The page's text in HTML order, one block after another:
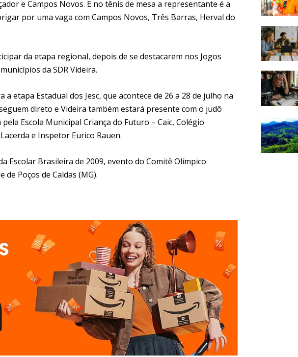
e Campos Novos. E no tênis de mesa a representante é a
por uma vaga com Campos Novos, Três Barras, Herval do
da etapa regional, depois de se destacarem nos Jogos
da SDR Videira.
etapa Estadual dos Jesc, que acontece de 26 a 28 de julho na
direto e Videira também estará presente com o judô
Escola Municipal Criança do Futuro – Caic, Colégio
e Inspetor Eurico Rauen.
Escolar Brasileira de 2009, evento do Comitê Olímpico
Poços de Caldas (MG).